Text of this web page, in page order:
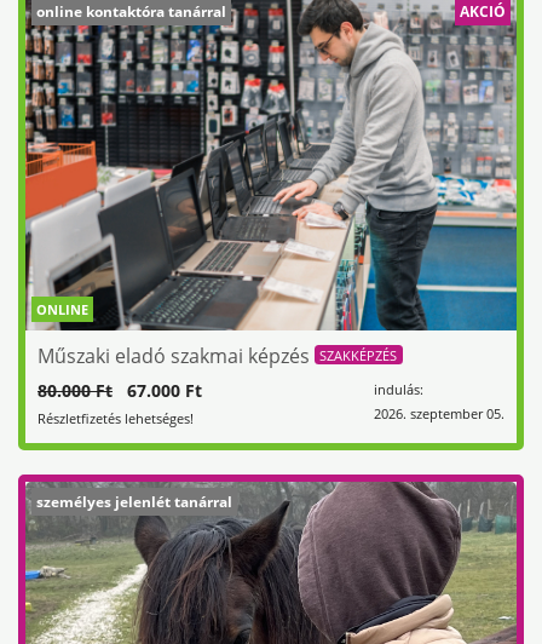
ONLINE
online kontaktóra tanárral AKCIÓ
Műszaki eladó szakmai képzés
SZAKKÉPZÉS
indulás:
2026. szeptember 05.
80.000 Ft 67.000 Ft
Részletfizetés lehetséges!
személyes jelenlét tanárral